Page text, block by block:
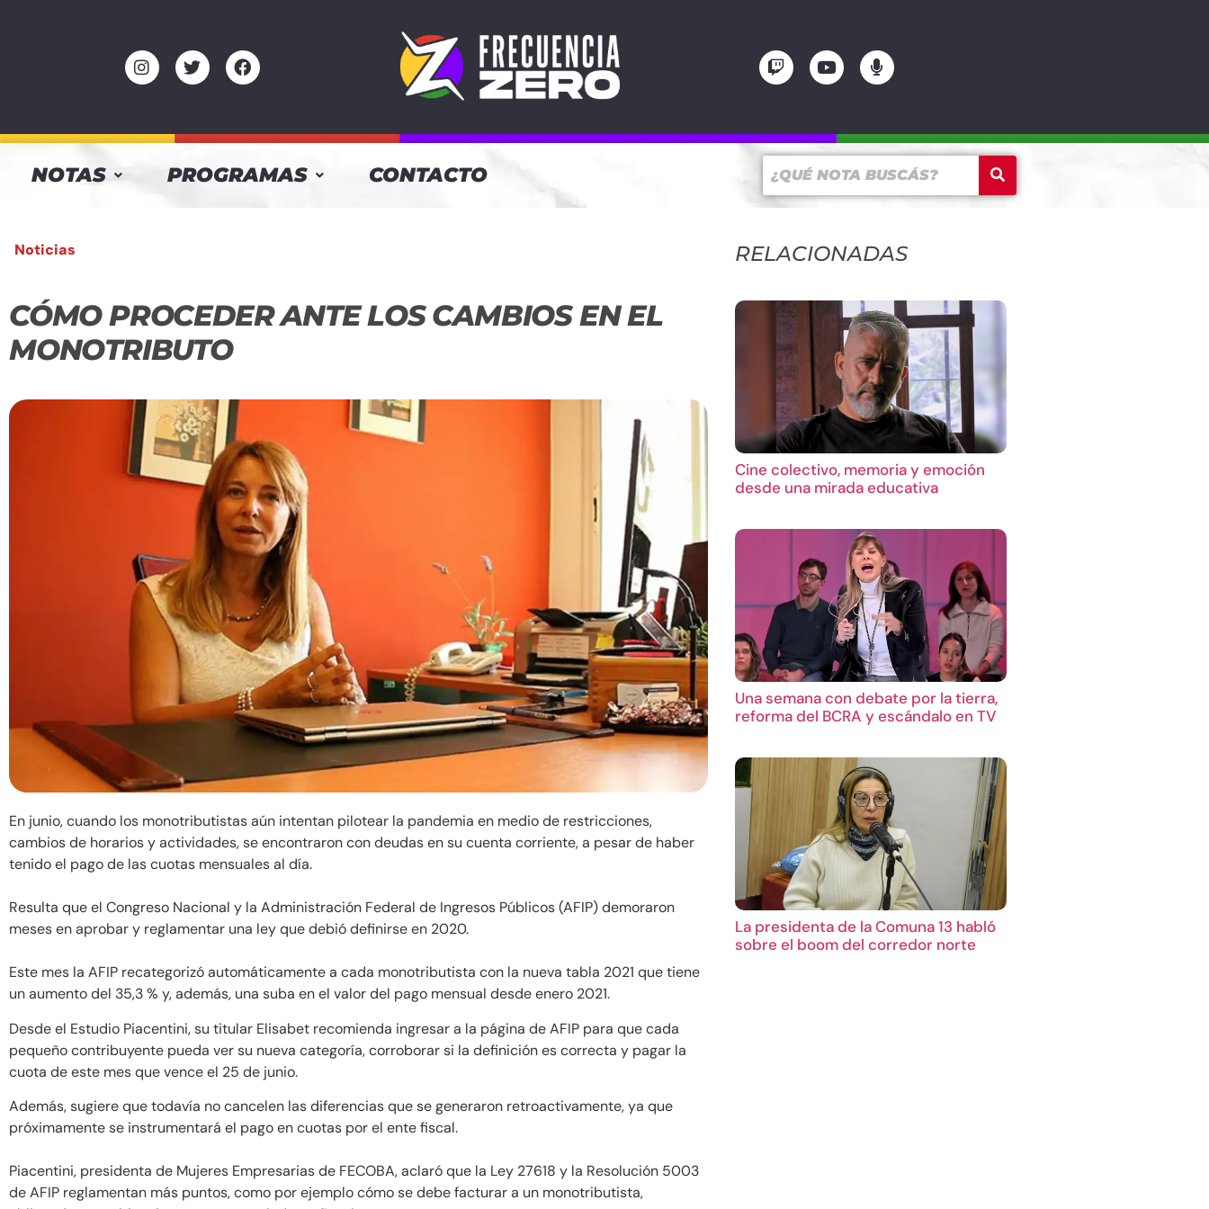
NOTAS PROGRAMAS CONTACTO
Noticias
CÓMO PROCEDER ANTE LOS CAMBIOS EN EL
MONOTRIBUTO
En junio, cuando los monotributistas aún intentan pilotear la pandemia en medio de restricciones,
cambios de horarios y actividades, se encontraron con deudas en su cuenta corriente, a pesar de haber
tenido el pago de las cuotas mensuales al día.
Resulta que el Congreso Nacional y la Administración Federal de Ingresos Públicos (AFIP) demoraron
meses en aprobar y reglamentar una ley que debió definirse en 2020.
Este mes la AFIP recategorizó automáticamente a cada monotributista con la nueva tabla 2021 que tiene
un aumento del 35,3 % y, además, una suba en el valor del pago mensual desde enero 2021.
Desde el Estudio Piacentini, su titular Elisabet recomienda ingresar a la página de AFIP para que cada
pequeño contribuyente pueda ver su nueva categoría, corroborar si la definición es correcta y pagar la
cuota de este mes que vence el 25 de junio.
Además, sugiere que todavía no cancelen las diferencias que se generaron retroactivamente, ya que
próximamente se instrumentará el pago en cuotas por el ente fiscal.
Piacentini, presidenta de Mujeres Empresarias de FECOBA, aclaró que la Ley 27618 y la Resolución 5003
de AFIP reglamentan más puntos, como por ejemplo cómo se debe facturar a un monotributista,
RELACIONADAS
Cine colectivo, memoria y emoción
desde una mirada educativa
Una semana con debate por la tierra,
reforma del BCRA y escándalo en TV
La presidenta de la Comuna 13 habló
sobre el boom del corredor norte